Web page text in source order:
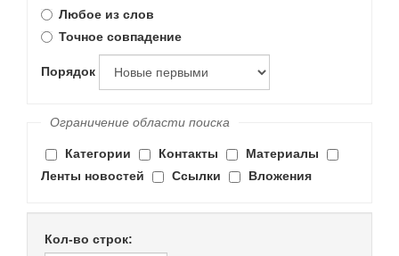
Любое из слов
Точное совпадение
Порядок
Ограничение области поиска
Категории Контакты
Материалы
Ленты новостей
Ссылки Вложения
Кол-во строк: